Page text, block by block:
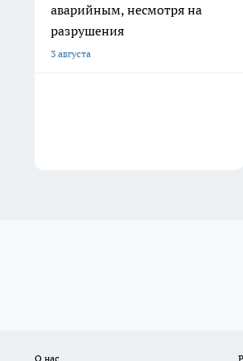
аварийным, несмотря на
разрушения
3 августа
О нас